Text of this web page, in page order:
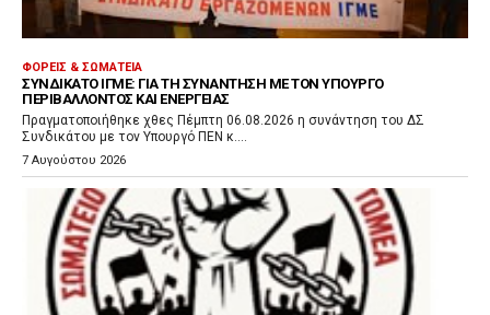
ΦΟΡΕΊΣ & ΣΩΜΑΤΕΊΑ
ΣΥΝΔΙΚΆΤΟ ΙΓΜΕ: ΓΙΑ ΤΗ ΣΥΝΆΝΤΗΣΗ ΜΕ ΤΟΝ ΥΠΟΥΡΓΌ
ΠΕΡΙΒΆΛΛΟΝΤΟΣ ΚΑΙ ΕΝΈΡΓΕΙΑΣ
Πραγματοποιήθηκε χθες Πέμπτη 06.08.2026 η συνάντηση του ΔΣ
Συνδικάτου με τον Υπουργό ΠΕΝ κ....
7 Αυγούστου 2026